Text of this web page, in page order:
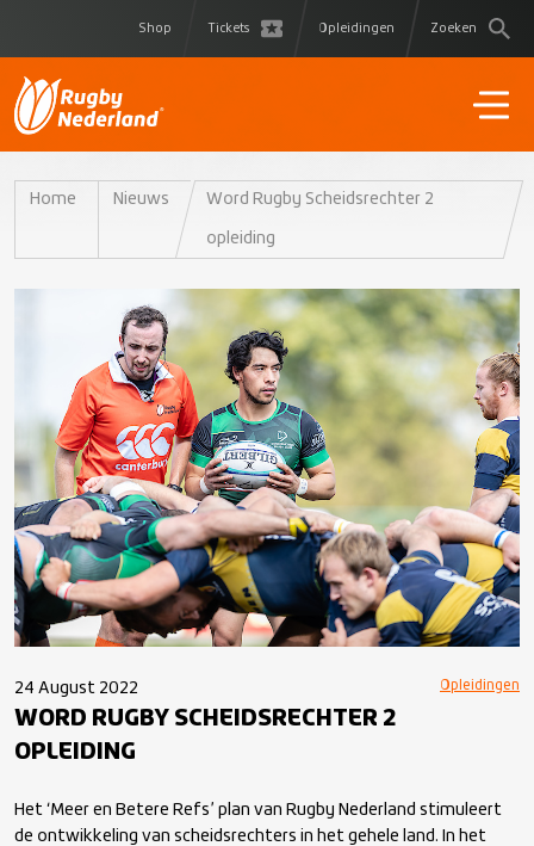
Shop Tickets Opleidingen Zoeken
Home Nieuws Word Rugby Scheidsrechter 2
opleiding
24 August 2022 Opleidingen
WORD RUGBY SCHEIDSRECHTER 2
OPLEIDING
Het ‘Meer en Betere Refs’ plan van Rugby Nederland stimuleert
de ontwikkeling van scheidsrechters in het gehele land. In het